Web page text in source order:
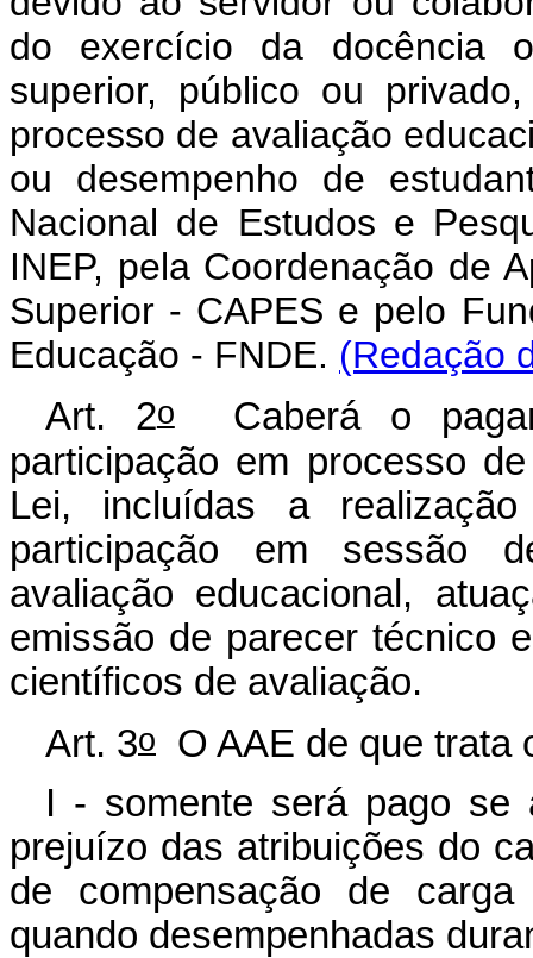
do exercício da docência
superior, público ou
processo de avaliação
ou desempenho de
Nacional de Estudos e
INEP, pela Coordenação de
Superior - CAPES e pelo
Educação - FNDE. (Redação
Art. 2oCaberá o
participação em processo
Lei, incluídas a
participação em sessão
avaliação educacional,
emissão de parecer técnico
científicos de avaliação.
Art. 3o
O AAE de que trata
I - somente será pago se
prejuízo das atribuições do
de compensação de
quando desempenhadas